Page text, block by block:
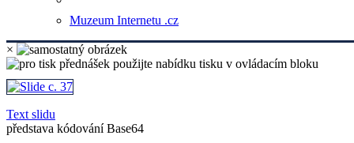
Muzeum Internetu .cz
×
Text slidu
představa kódování Base64